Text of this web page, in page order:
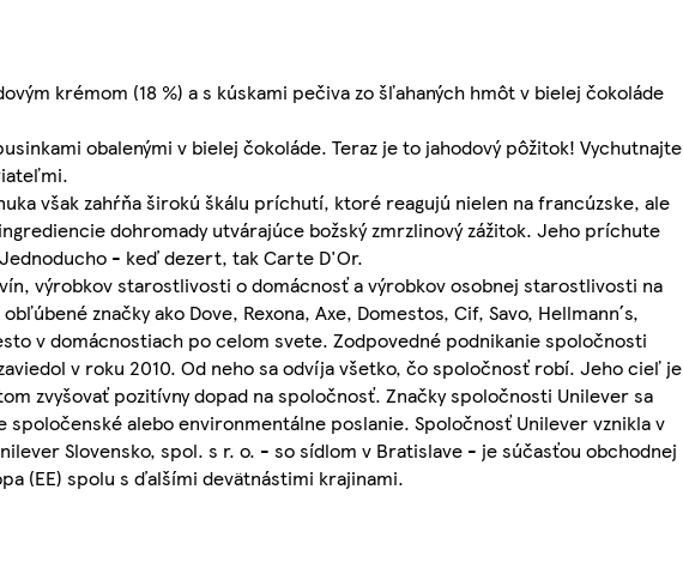
krémom (18 %) a s kúskami pečiva zo šľahaných hmôt v bielej čokoláde
obalenými v bielej čokoláde. Teraz je to jahodový pôžitok! Vychutnajte
však zahŕňa širokú škálu príchutí, ktoré reagujú nielen na francúzske, ale
dohromady utvárajúce božský zmrzlinový zážitok. Jeho príchute
- keď dezert, tak Carte D'Or.
výrobkov starostlivosti o domácnosť a výrobkov osobnej starostlivosti na
značky ako Dove, Rexona, Axe, Domestos, Cif, Savo, Hellmann´s,
v domácnostiach po celom svete. Zodpovedné podnikanie spoločnosti
v roku 2010. Od neho sa odvíja všetko, čo spoločnosť robí. Jeho cieľ je
zvyšovať pozitívny dopad na spoločnosť. Značky spoločnosti Unilever sa
alebo environmentálne poslanie. Spoločnosť Unilever vznikla v
Slovensko, spol. s r. o. - so sídlom v Bratislave - je súčasťou obchodnej
(EE) spolu s ďalšími devätnástimi krajinami.